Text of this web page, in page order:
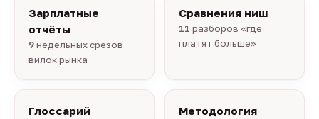
Зарплатные
отчёты
9недельных срезов
вилок рынка
Сравнения ниш
11 разборов «где
платят больше»
Глоссарий Методология